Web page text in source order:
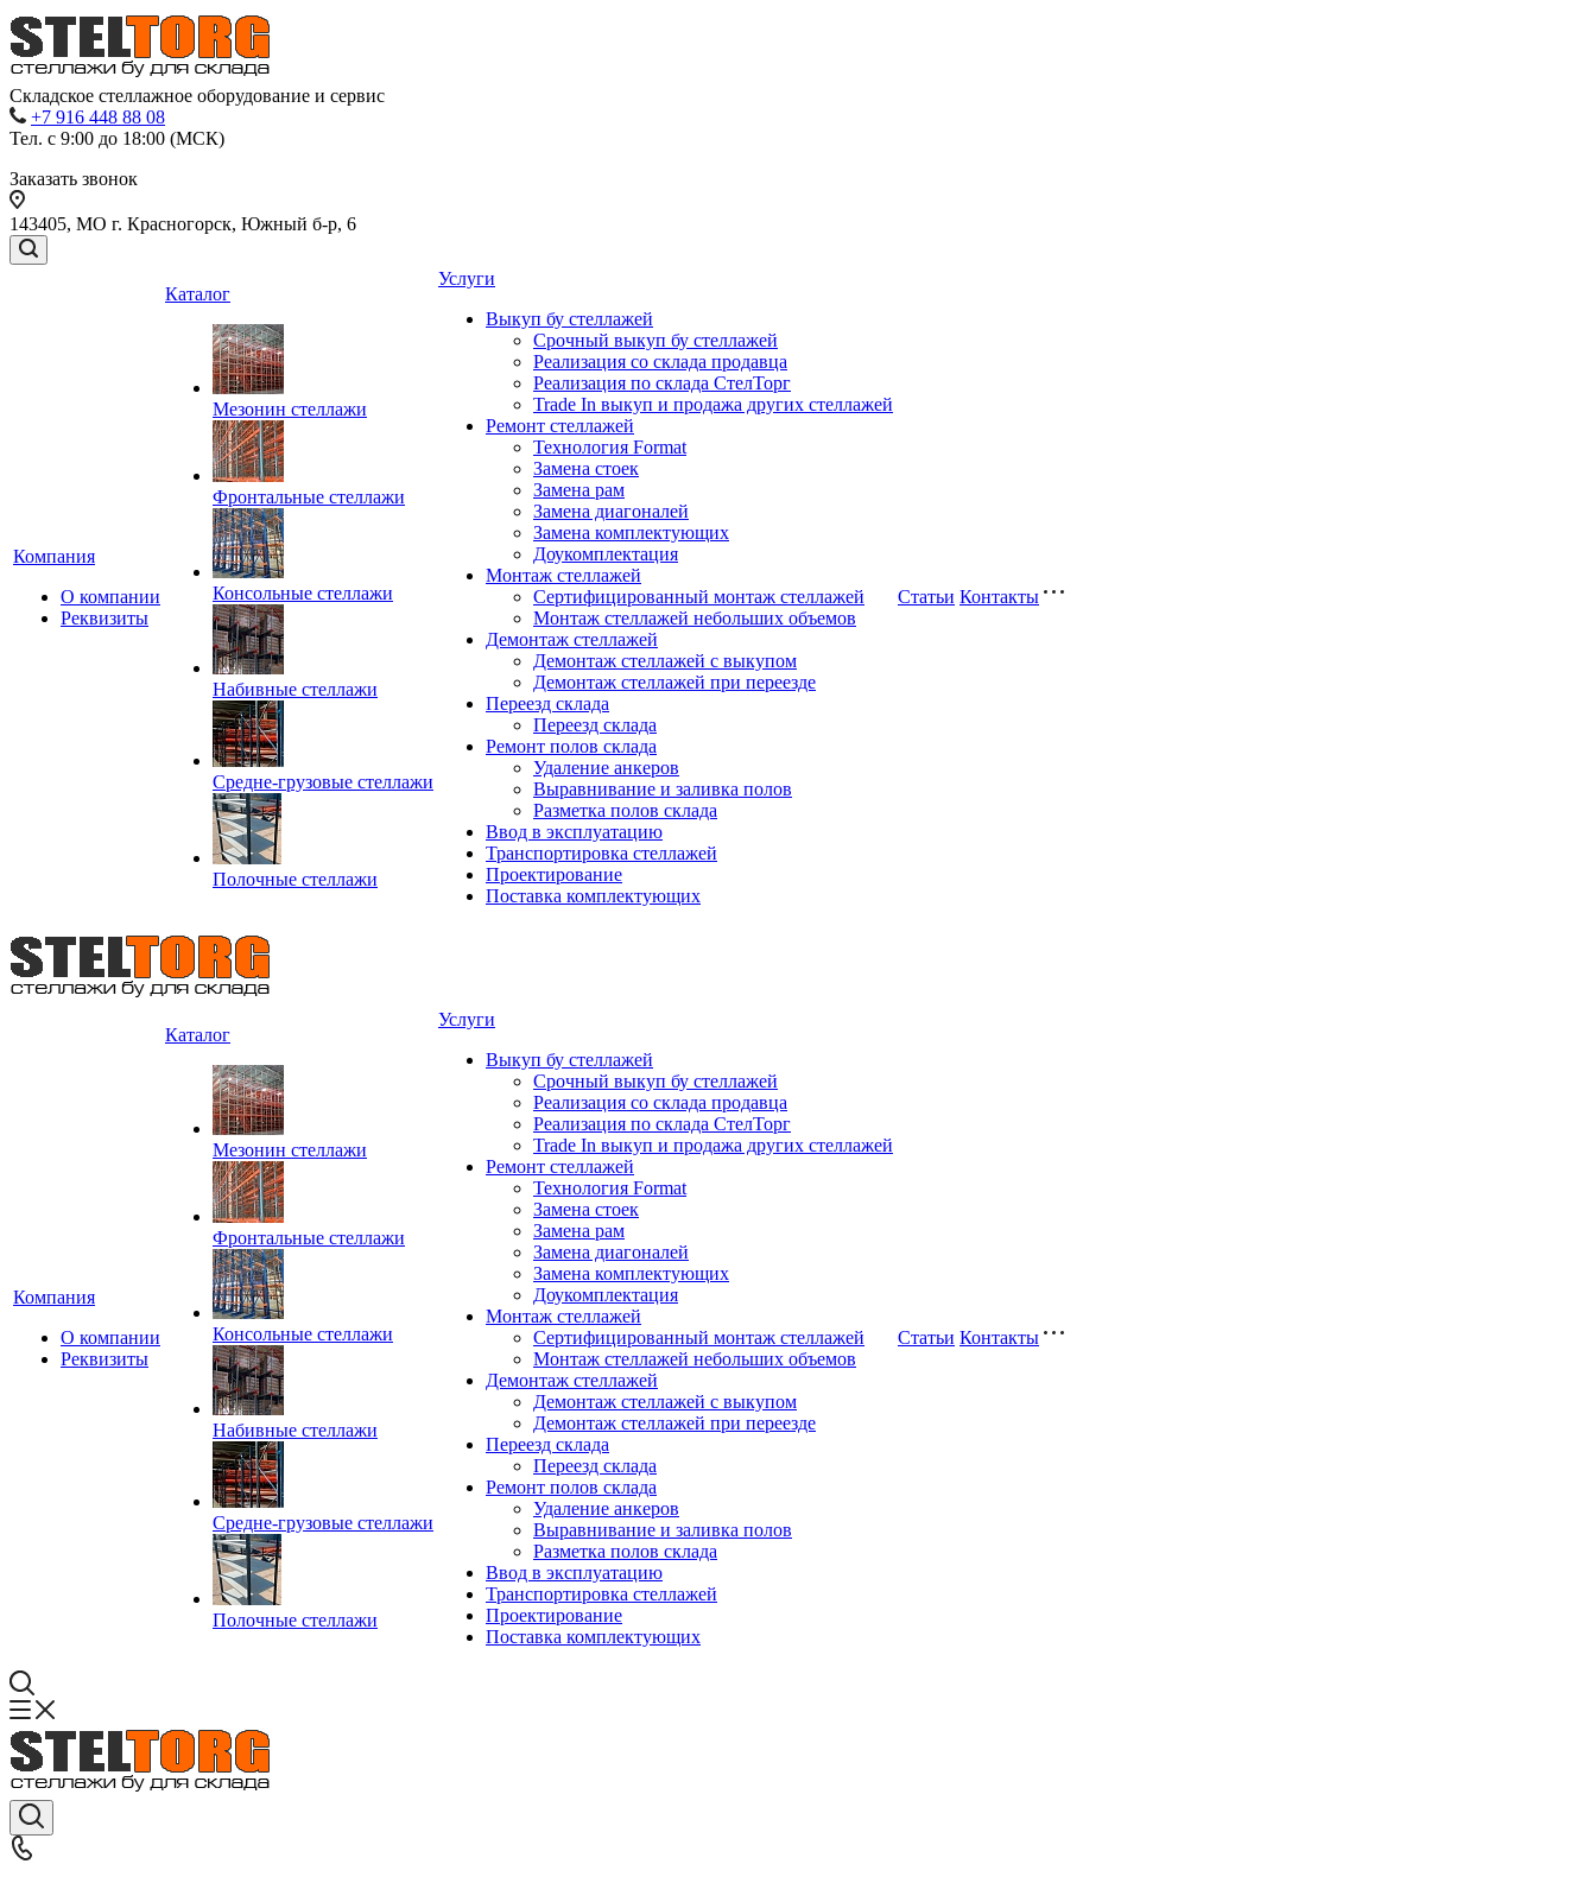
Складское стеллажное оборудование и сервис
+7 916 448 88 08
Тел. с 9:00 до 18:00 (МСК)
Заказать звонок
143405, МО г. Красногорск, Южный б-р, 6
Компания
О компании
Реквизиты
Каталог
Мезонин стеллажи
Фронтальные стеллажи
Консольные стеллажи
Набивные стеллажи
Средне-грузовые стеллажи
Полочные стеллажи
Услуги
Выкуп бу стеллажей
Срочный выкуп бу стеллажей
Реализация со склада продавца
Реализация по склада СтелТорг
Trade In выкуп и продажа других стеллажей
Ремонт стеллажей
Технология Format
Замена стоек
Замена рам
Замена диагоналей
Замена комплектующих
Доукомплектация
Монтаж стеллажей
Сертифицированный монтаж стеллажей
Монтаж стеллажей небольших объемов
Демонтаж стеллажей
Демонтаж стеллажей с выкупом
Демонтаж стеллажей при переезде
Переезд склада
Переезд склада
Ремонт полов склада
Удаление анкеров
Выравнивание и заливка полов
Разметка полов склада
Ввод в эксплуатацию
Транспортировка стеллажей
Проектирование
Поставка комплектующих
Статьи Контакты
Компания
О компании
Реквизиты
Каталог
Мезонин стеллажи
Фронтальные стеллажи
Консольные стеллажи
Набивные стеллажи
Средне-грузовые стеллажи
Полочные стеллажи
Услуги
Выкуп бу стеллажей
Срочный выкуп бу стеллажей
Реализация со склада продавца
Реализация по склада СтелТорг
Trade In выкуп и продажа других стеллажей
Ремонт стеллажей
Технология Format
Замена стоек
Замена рам
Замена диагоналей
Замена комплектующих
Доукомплектация
Монтаж стеллажей
Сертифицированный монтаж стеллажей
Монтаж стеллажей небольших объемов
Демонтаж стеллажей
Демонтаж стеллажей с выкупом
Демонтаж стеллажей при переезде
Переезд склада
Переезд склада
Ремонт полов склада
Удаление анкеров
Выравнивание и заливка полов
Разметка полов склада
Ввод в эксплуатацию
Транспортировка стеллажей
Проектирование
Поставка комплектующих
Статьи Контакты